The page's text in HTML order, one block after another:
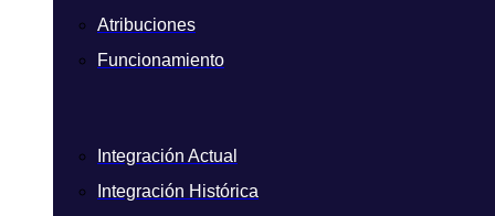
Atribuciones
Funcionamiento
Integración Actual
Integración Histórica